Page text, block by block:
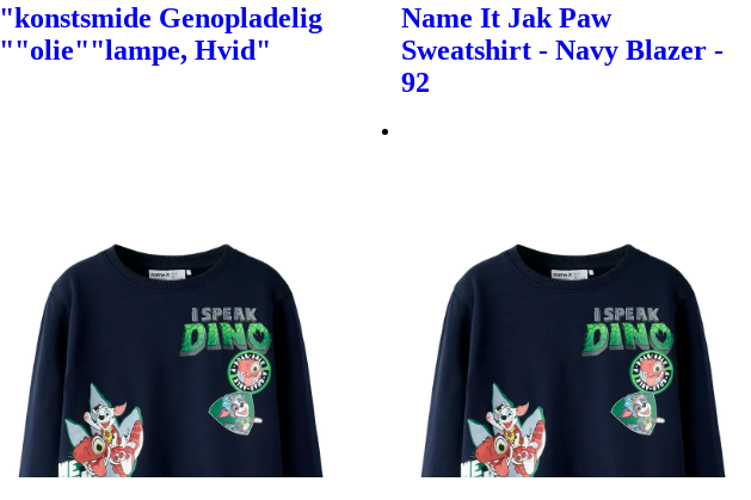
"konstsmide Genopladelig
""olie""lampe, Hvid"
Name It Jak Paw
Sweatshirt - Navy Blazer -
92